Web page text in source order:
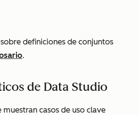
definiciones de conjuntos
.
de Data Studio
muestran casos de uso clave